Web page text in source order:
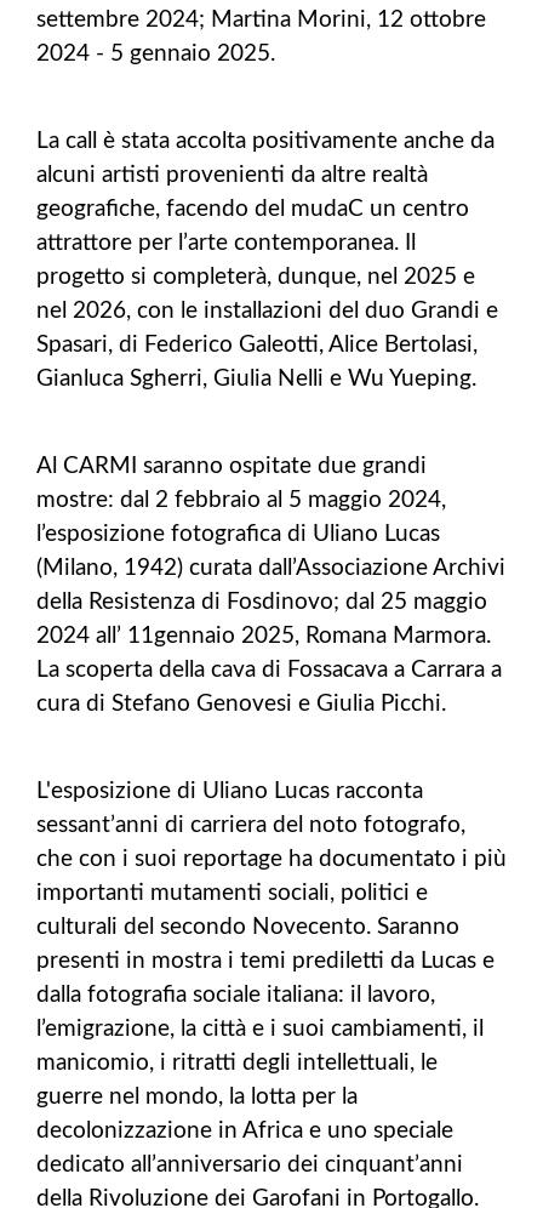
settembre 2024; Martina Morini, 12 ottobre
2024 - 5 gennaio 2025.
La call è stata accolta positivamente anche da
alcuni artisti provenienti da altre realtà
geografiche, facendo del mudaC un centro
attrattore per l’arte contemporanea. Il
progetto si completerà, dunque, nel 2025 e
nel 2026, con le installazioni del duo Grandi e
Spasari, di Federico Galeotti, Alice Bertolasi,
Gianluca Sgherri, Giulia Nelli e Wu Yueping.
Al CARMI saranno ospitate due grandi
mostre: dal 2 febbraio al 5 maggio 2024,
l’esposizione fotografica di Uliano Lucas
(Milano, 1942) curata dall’Associazione Archivi
della Resistenza di Fosdinovo; dal 25 maggio
2024 all’ 11gennaio 2025, Romana Marmora.
La scoperta della cava di Fossacava a Carrara a
cura di Stefano Genovesi e Giulia Picchi.
L'esposizione di Uliano Lucas racconta
sessant’anni di carriera del noto fotografo,
che con i suoi reportage ha documentato i più
importanti mutamenti sociali, politici e
culturali del secondo Novecento. Saranno
presenti in mostra i temi prediletti da Lucas e
dalla fotografia sociale italiana: il lavoro,
l’emigrazione, la città e i suoi cambiamenti, il
manicomio, i ritratti degli intellettuali, le
guerre nel mondo, la lotta per la
decolonizzazione in Africa e uno speciale
dedicato all’anniversario dei cinquant’anni
della Rivoluzione dei Garofani in Portogallo.